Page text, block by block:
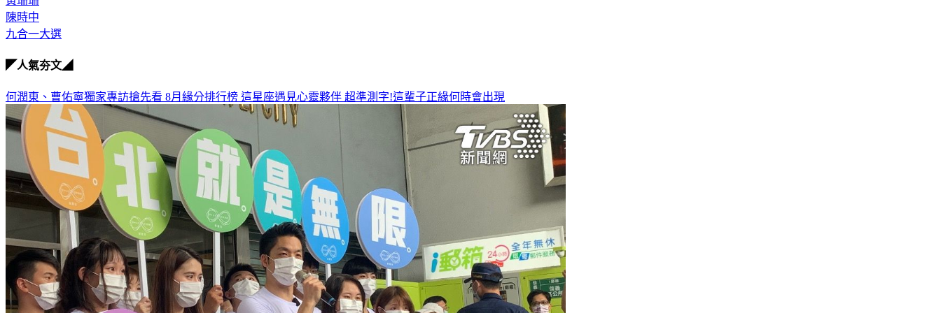
陳時中
九合一大選
◤人氣夯文◢
何潤東、曹佑寧獨家專訪搶先看 8月緣分排行榜 這星座遇見心靈夥伴 超準測字!這輩子正緣何時會出現